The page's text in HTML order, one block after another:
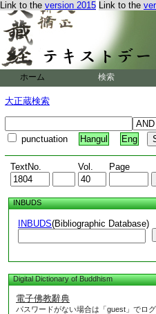
Link to the version 2015 Link to the
ホーム 検索
大正蔵検索
punctuation Hangul Eng
TextNo. Vol. Page
INBUDS
INBUDS(Bibliographic Database)
Digital Dictionary of Buddhism
電子佛教辭典
パスワードがない場合は「guest」でロ